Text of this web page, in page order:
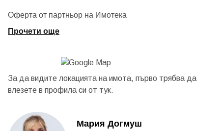
Оферта от партньор на Имотека
Прочети още
За да видите локацията на имота, първо трябва да
влезете в профила си от тук.
Мария Догмуш